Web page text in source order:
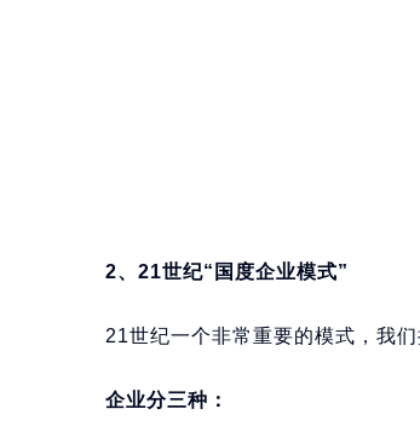
2、21世纪“国度企业模式”
21世纪一个非常重要的模式，我们
企业分三种：